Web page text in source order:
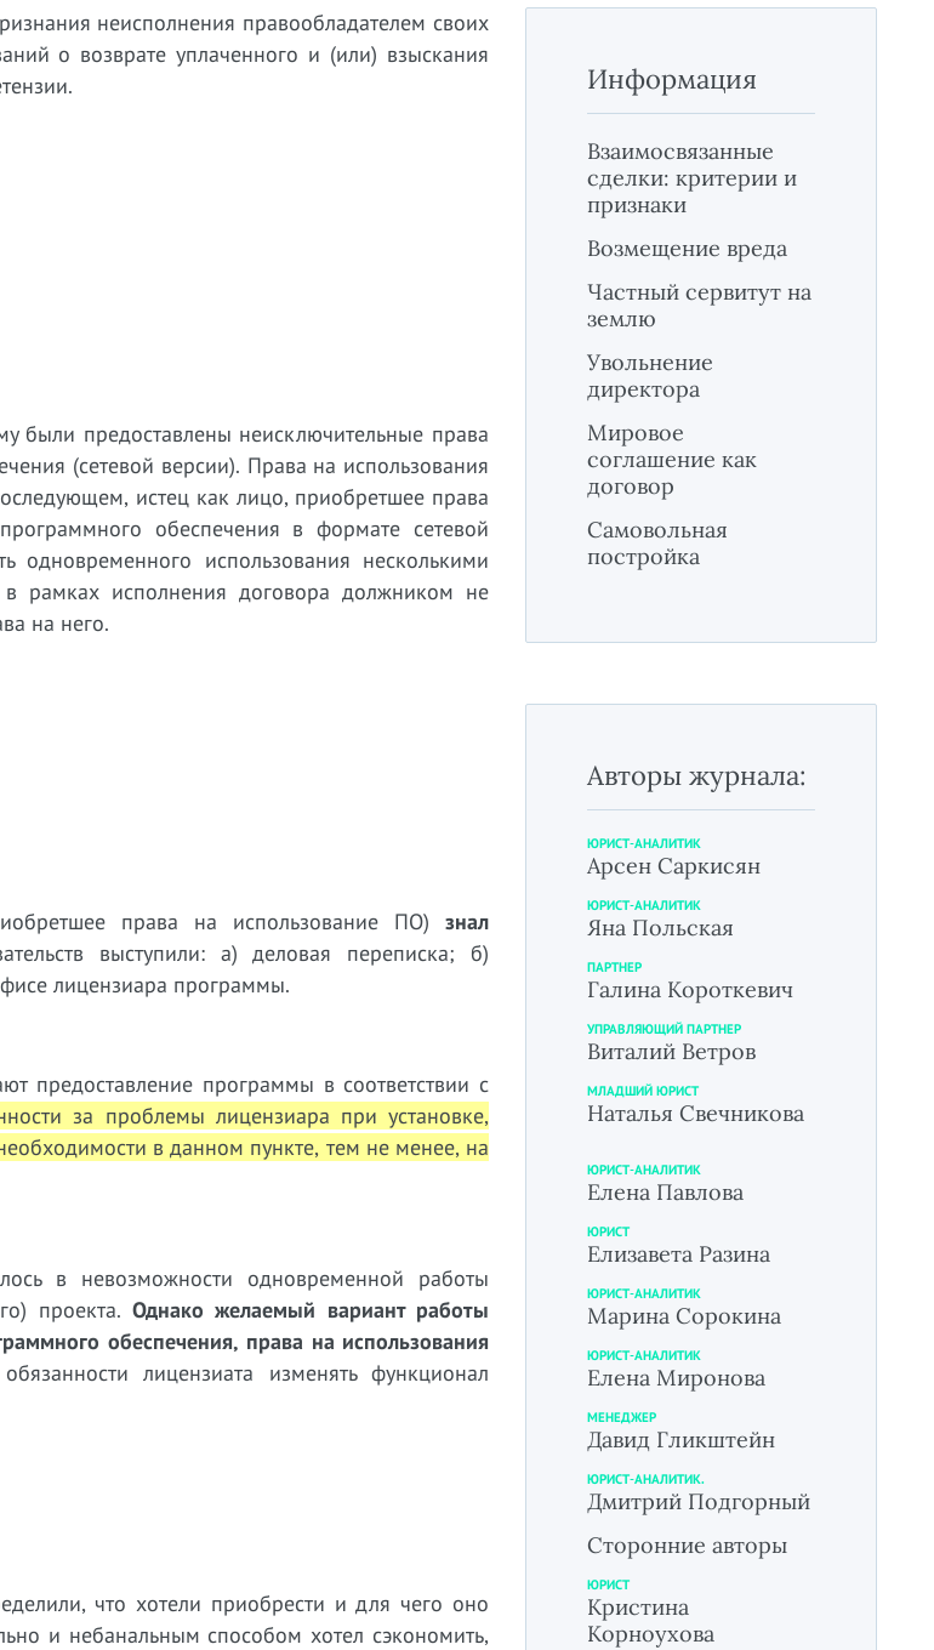
неисполнения правообладателем своих
о возврате уплаченного и (или) взыскания
были предоставлены неисключительные права
(сетевой версии). Права на использования
истец как лицо, приобретшее права
обеспечения в формате сетевой
одновременного использования несколькими
рамках исполнения договора должником не
на него.
права на использование ПО) знал
выступили: а) деловая переписка; б)
лицензиара программы.
предоставление программы в соответствии с
за проблемы лицензиара при установке,
в данном пункте, тем не менее, на
в невозможности одновременной работы
проекта. Однако желаемый вариант работы
обеспечения, права на использования
лицензиата изменять функционал
что хотели приобрести и для чего оно
и небанальным способом хотел сэкономить,
Информация
Взаимосвязанные
сделки: критерии и
признаки
Возмещение вреда
Частный сервитут на
землю
Увольнение
директора
Мировое
соглашение как
договор
Самовольная
постройка
Авторы журнала:
ЮРИСТ-АНАЛИТИК
Арсен Саркисян
ЮРИСТ-АНАЛИТИК
Яна Польская
ПАРТНЕР
Галина Короткевич
УПРАВЛЯЮЩИЙ ПАРТНЕР
Виталий Ветров
МЛАДШИЙ ЮРИСТ
Наталья Свечникова
ЮРИСТ-АНАЛИТИК
Елена Павлова
ЮРИСТ
Елизавета Разина
ЮРИСТ-АНАЛИТИК
Марина Сорокина
ЮРИСТ-АНАЛИТИК
Елена Миронова
МЕНЕДЖЕР
Давид Гликштейн
ЮРИСТ-АНАЛИТИК.
Дмитрий Подгорный
Сторонние авторы
ЮРИСТ
Кристина
Корноухова